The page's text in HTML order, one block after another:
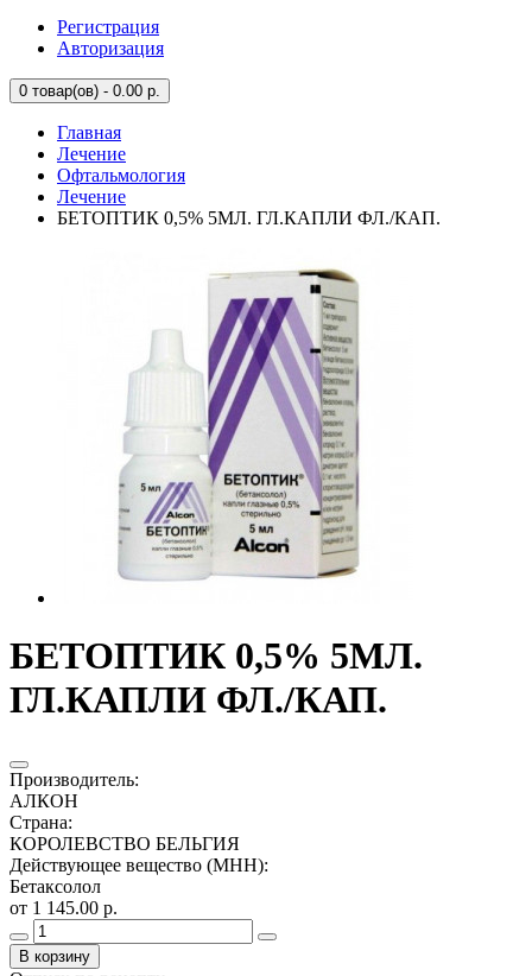
Регистрация
Авторизация
0 товар(ов) - 0.00 р.
Главная
Лечение
Офтальмология
Лечение
БЕТОПТИК 0,5% 5МЛ. ГЛ.КАПЛИ ФЛ./КАП.
БЕТОПТИК 0,5% 5МЛ.
ГЛ.КАПЛИ ФЛ./КАП.
Производитель:
АЛКОН
Страна:
КОРОЛЕВСТВО БЕЛЬГИЯ
Действующее вещество (МНН):
Бетаксолол
от 1 145.00 р.
В корзину